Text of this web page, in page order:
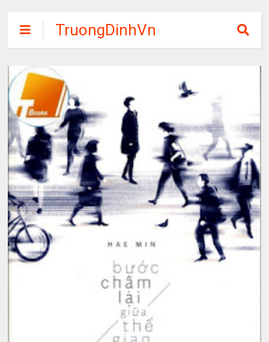
TruongDinhVn
Chia sẽ ebook,
các khóa học,
phần mềm học
tập miễn phí